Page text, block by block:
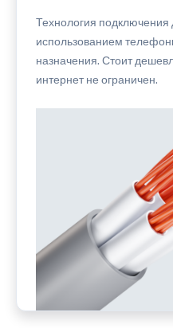
Технология
использованием
назначения. Стоит
интернет не ограничен.